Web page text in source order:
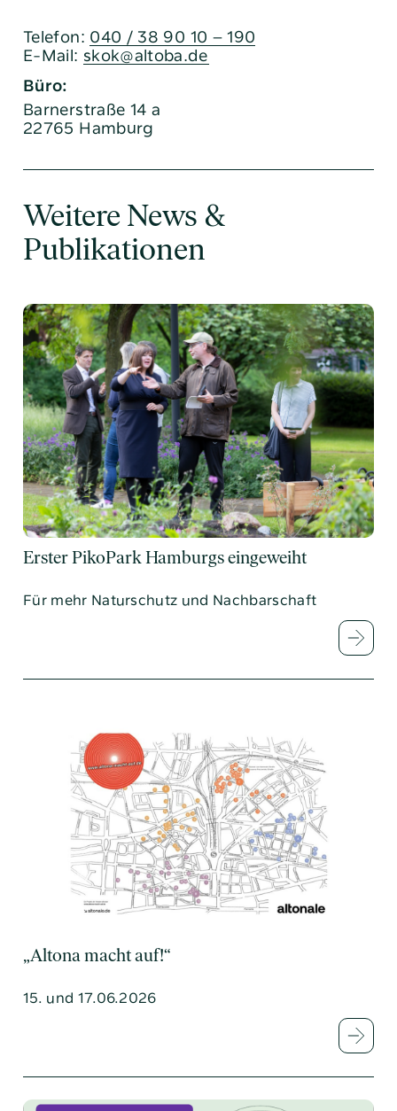
Telefon: 040 / 38 90 10 – 190
E-Mail: skok@altoba.de
Büro:
Barnerstraße 14 a
22765 Hamburg
Weitere News &
Publikationen
Erster PikoPark Hamburgs eingeweiht
Für mehr Naturschutz und Nachbarschaft
„Altona macht auf!“
15. und 17.06.2026